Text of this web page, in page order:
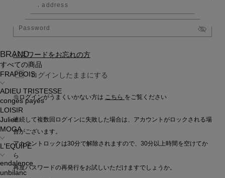
BRAND
すべての商品
FRAPBOIS
ADIEU TRISTESSE
congés payés
LOISIR
Julier
MOGA
L'EQUIPE
endalence
unbilanc
パスワードをお忘れの方
ログインしたままにする
※ログインがうまくいかない方は こちら をご覧ください
連続して複数回ログインに失敗した場合は、アカウントがロックされる場
合がございます。
アカウントロックは30分で解除されますので、30分以上時間を空けてか
ら
再度パスワードの再発行をお試しいただけますでしょうか。